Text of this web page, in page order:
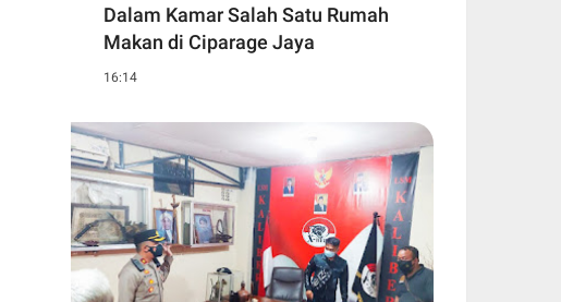
Dalam Kamar Salah Satu Rumah
Makan di Ciparage Jaya
16:14